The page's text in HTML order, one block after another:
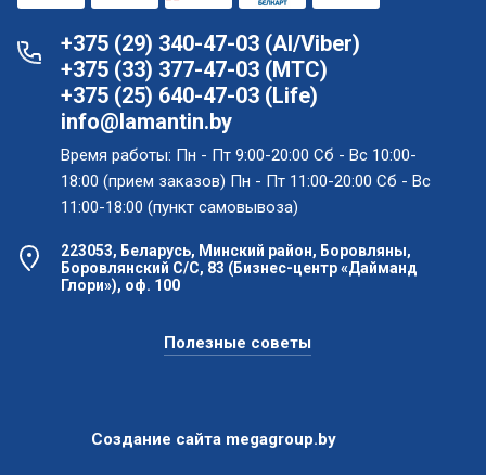
+375 (29) 340-47-03 (АI/Viber)
+375 (33) 377-47-03 (МТС)
+375 (25) 640-47-03 (Life)
info@lamantin.by
Время работы: Пн - Пт 9:00-20:00 Сб - Вс 10:00-
18:00 (прием заказов) Пн - Пт 11:00-20:00 Сб - Вс
11:00-18:00 (пункт самовывоза)
223053, Беларусь, Минский район, Боровляны,
Боровлянский С/С, 83 (Бизнес-центр «Дайманд
Глори»), оф. 100
Полезные советы
Создание сайта megagroup.by